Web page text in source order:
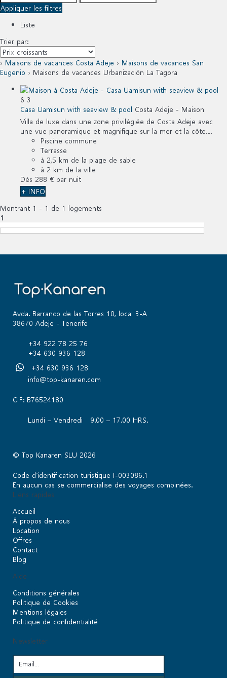
Appliquer les filtres
Liste
Trier par:
› Maisons de vacances Costa Adeje › Maisons de vacances San
Eugenio › Maisons de vacances Urbanización La Tagora
6 3
Casa Uamisun with seaview & pool Costa Adeje - Maison
Villa de luxe dans une zone privilégiée de Costa Adeje avec
une vue panoramique et magnifique sur la mer et la côte....
Piscine commune
Terrasse
à 2,5 km de la plage de sable
à 2 km de la ville
Dès 288 € par nuit
+ INFO
Montrant 1 - 1 de 1 logements
1
Avda. Barranco de las Torres 10, local 3-A
38670 Adeje - Tenerife
+34 922 78 25 76
+34 630 936 128
+34 630 936 128
info@top-kanaren.com
CIF: B76524180
Lundi – Vendredi 9.00 – 17.00 HRS.
© Top Kanaren SLU 2026
Code d’identification turistique I-003086.1
En aucun cas se commercialise des voyages combinées.
Liens rapides
Accueil
À propos de nous
Location
Offres
Contact
Blog
Aide
Conditions générales
Politique de Cookies
Mentions légales
Politique de confidentialité
Newsletter